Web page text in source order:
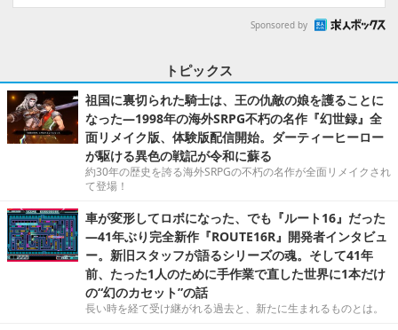
Sponsored by
トピックス
祖国に裏切られた騎士は、王の仇敵の娘を護ることに
なった―1998年の海外SRPG不朽の名作『幻世録』全
面リメイク版、体験版配信開始。ダーティーヒーロー
が駆ける異色の戦記が令和に蘇る
約30年の歴史を誇る海外SRPGの不朽の名作が全面リメイクされ
て登場！
車が変形してロボになった、でも『ルート16』だった
―41年ぶり完全新作『ROUTE16R』開発者インタビュ
ー。新旧スタッフが語るシリーズの魂。そして41年
前、たった1人のために手作業で直した世界に1本だけ
の“幻のカセット”の話
長い時を経て受け継がれる過去と、新たに生まれるものとは。